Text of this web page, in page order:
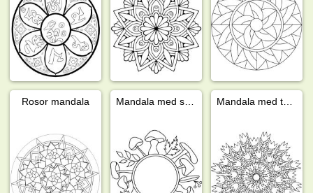
Rosor mandala